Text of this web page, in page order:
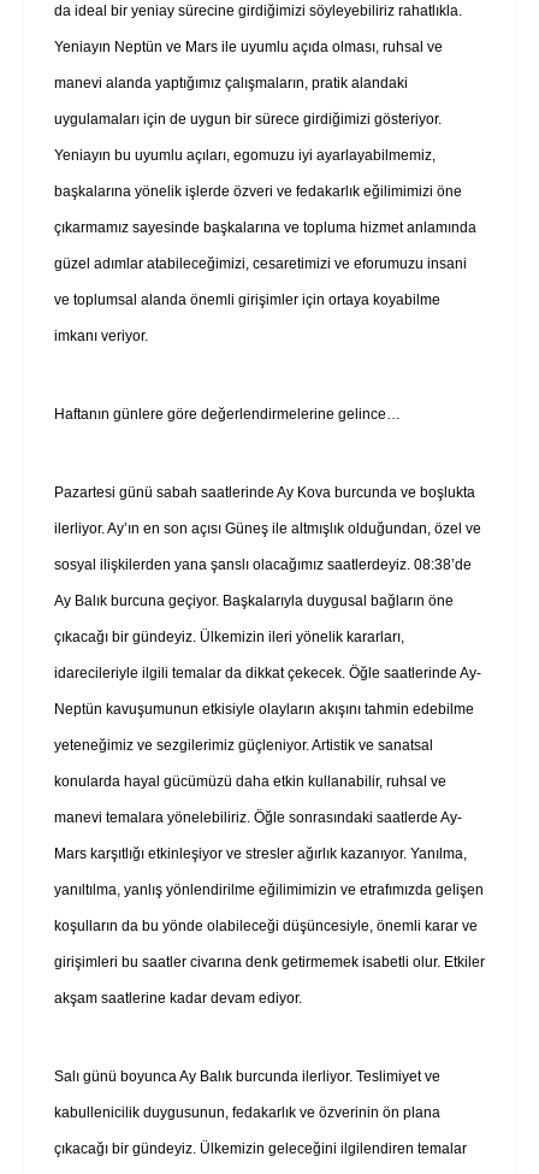
da ideal bir yeniay sürecine girdiğimizi söyleyebiliriz rahatlıkla.
Yeniayın Neptün ve Mars ile uyumlu açıda olması, ruhsal ve
manevi alanda yaptığımız çalışmaların, pratik alandaki
uygulamaları için de uygun bir sürece girdiğimizi gösteriyor.
Yeniayın bu uyumlu açıları, egomuzu iyi ayarlayabilmemiz,
başkalarına yönelik işlerde özveri ve fedakarlık eğilimimizi öne
çıkarmamız sayesinde başkalarına ve topluma hizmet anlamında
güzel adımlar atabileceğimizi, cesaretimizi ve eforumuzu insani
ve toplumsal alanda önemli girişimler için ortaya koyabilme
imkanı veriyor.
Haftanın günlere göre değerlendirmelerine gelince…
Pazartesi günü sabah saatlerinde Ay Kova burcunda ve boşlukta
ilerliyor. Ay’ın en son açısı Güneş ile altmışlık olduğundan, özel ve
sosyal ilişkilerden yana şanslı olacağımız saatlerdeyiz. 08:38’de
Ay Balık burcuna geçiyor. Başkalarıyla duygusal bağların öne
çıkacağı bir gündeyiz. Ülkemizin ileri yönelik kararları,
idarecileriyle ilgili temalar da dikkat çekecek. Öğle saatlerinde Ay-
Neptün kavuşumunun etkisiyle olayların akışını tahmin edebilme
yeteneğimiz ve sezgilerimiz güçleniyor. Artistik ve sanatsal
konularda hayal gücümüzü daha etkin kullanabilir, ruhsal ve
manevi temalara yönelebiliriz. Öğle sonrasındaki saatlerde Ay-
Mars karşıtlığı etkinleşiyor ve stresler ağırlık kazanıyor. Yanılma,
yanıltılma, yanlış yönlendirilme eğilimimizin ve etrafımızda gelişen
koşulların da bu yönde olabileceği düşüncesiyle, önemli karar ve
girişimleri bu saatler civarına denk getirmemek isabetli olur. Etkiler
akşam saatlerine kadar devam ediyor.
Salı günü boyunca Ay Balık burcunda ilerliyor. Teslimiyet ve
kabullenicilik duygusunun, fedakarlık ve özverinin ön plana
çıkacağı bir gündeyiz. Ülkemizin geleceğini ilgilendiren temalar